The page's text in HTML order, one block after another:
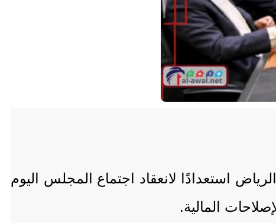
استعدادًا لانعقاد اجتماع المجلس اليوم
المالية.